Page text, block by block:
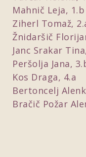
Mahnič Leja, 1.b
Ziherl Tomaž,
Žnidaršič
Janc Srakar
Peršolja Jana,
Kos Draga, 4.a
Bertoncelj
Bračič Požar